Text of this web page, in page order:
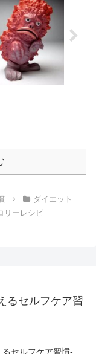
ダイエット
リーレシピ
るセルフケア習
セルフケア習慣-.